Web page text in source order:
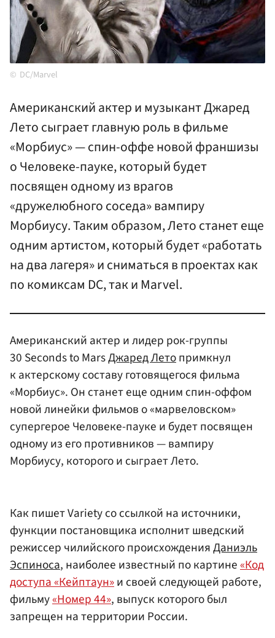
DC/Marvel
Американский актер и музыкант Джаред
Лето сыграет главную роль в фильме
«Морбиус» — спин-оффе новой франшизы
о Человеке-пауке, который будет
посвящен одному из врагов
«дружелюбного соседа» вампиру
Морбиусу. Таким образом, Лето станет еще
одним артистом, который будет «работать
на два лагеря» и сниматься в проектах как
по комиксам DC, так и Marvel.
Американский актер и лидер рок-группы
30 Seconds to MarsДжаред Летопримкнул
к актерскому составу готовящегося фильма
«Морбиус». Он станет еще одним спин-оффом
новой линейки фильмов о «марвеловском»
супергерое Человеке-пауке и будет посвящен
одному из его противников — вампиру
Морбиусу, которого и сыграет Лето.
Как пишет Variety со ссылкой на источники,
функции постановщика исполнит шведский
режиссер чилийского происхожденияДаниэль
Эспиноса, наиболее известный по картине«Код
доступа «Кейптаун»и своей следующей работе,
фильму«Номер 44», выпуск которого был
запрещен на территории России.